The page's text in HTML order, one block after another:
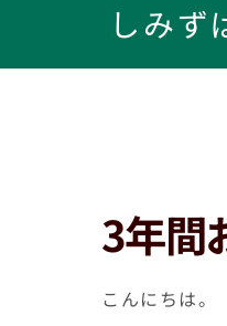
しみず
3年間
こんにちは。